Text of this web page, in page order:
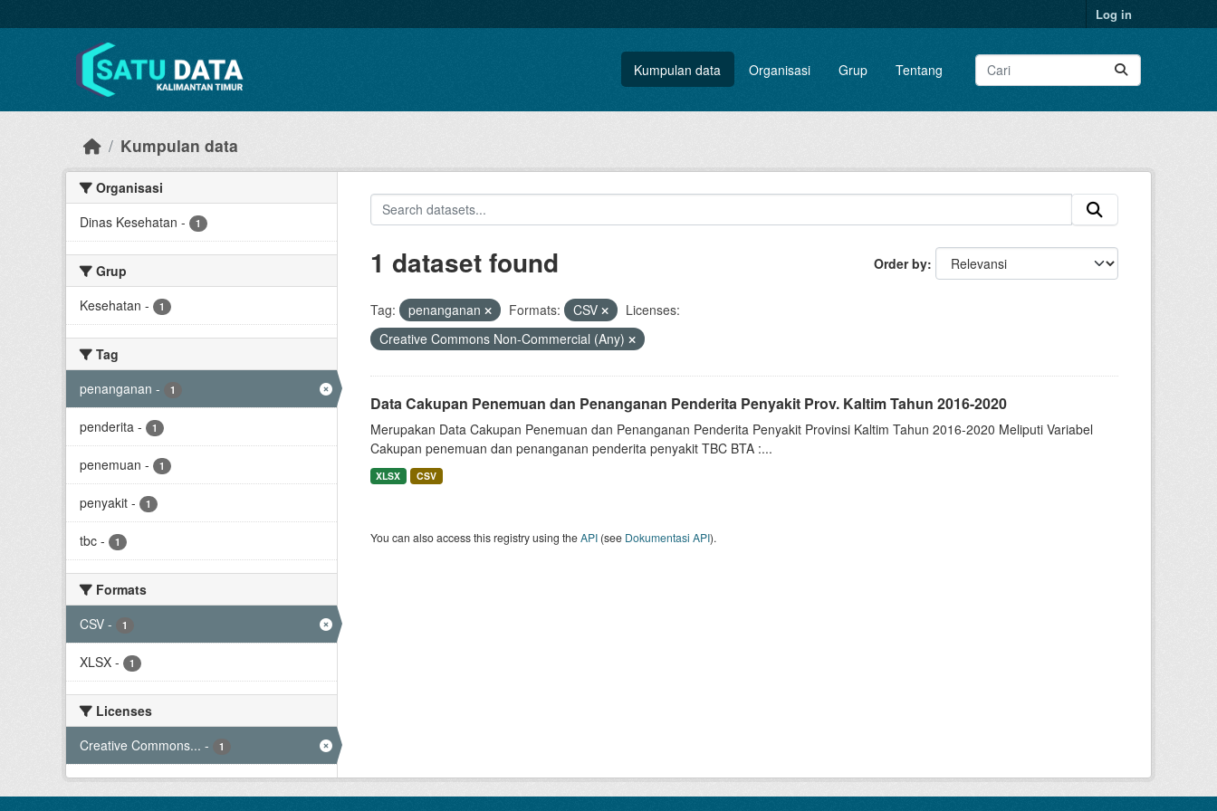
Log in
Kumpulan data Organisasi Grup Tentang
Kumpulan data
Organisasi
Dinas Kesehatan - 1
Grup
Kesehatan - 1
Tag
penanganan - 1
penderita - 1
penemuan - 1
penyakit - 1
tbc - 1
Formats
CSV - 1
XLSX - 1
Licenses
Creative Commons... - 1
Order by
1 dataset found
Tag: penanganan Formats: CSV
Licenses:
Creative Commons Non-Commercial (Any)
Data Cakupan Penemuan dan Penanganan Penderita Penyakit Prov. Kaltim Tahun 2016-2020
Merupakan Data Cakupan Penemuan dan Penanganan Penderita Penyakit Provinsi Kaltim Tahun 2016-2020 Meliputi Variabel
Cakupan penemuan dan penanganan penderita penyakit TBC BTA :...
XLSX CSV
You can also access this registry using theAPI(see Dokumentasi API).